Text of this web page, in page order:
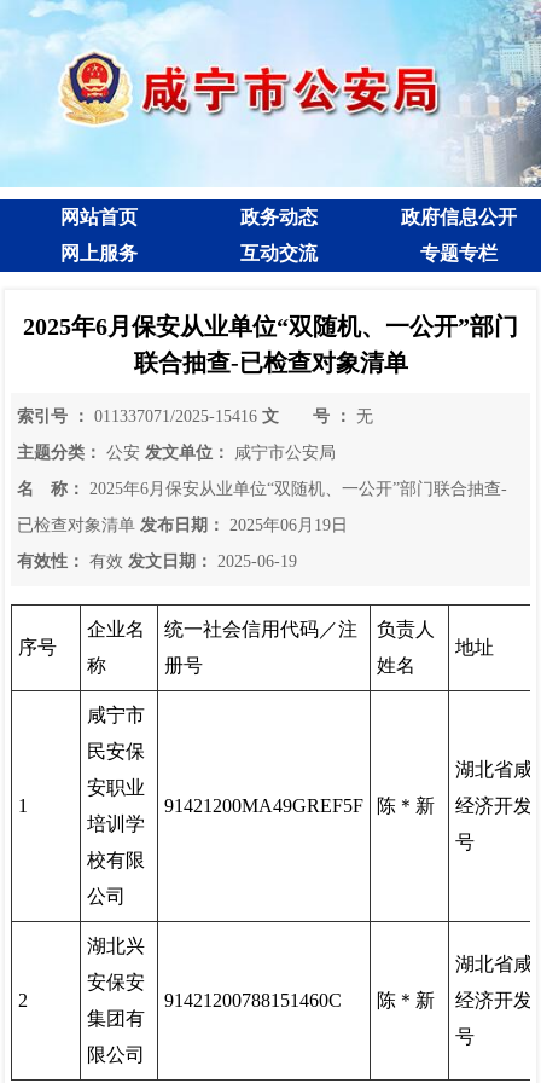
网站首页 政务动态
政府信息公开
网上服务
互动交流 专题专栏
2025年6月保安从业单位“双随机、一公开”部门
联合抽查-已检查对象清单
索引号 ： 011337071/2025-15416 文 号 ：
无
主题分类：
公安 发文单位：
咸宁市公安局
名 称：
2025年6月保安从业单位“双随机、一公开”部门联合抽查-
已检查对象清单 发布日期：
2025年06月19日
有效性：
有效 发文日期： 2025-06-19
序号
企业名
称
统一社会信用代码／注
册号
负责人
姓名
地址
1
咸宁市
民安保
安职业
培训学
校有限
公司
91421200MA49GREF5F 陈＊新
湖北省咸
经济开发
号
2
湖北兴
安保安
集团有
限公司
91421200788151460C 陈＊新
湖北省咸
经济开发
号